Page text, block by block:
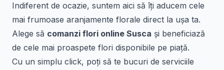
Indiferent de ocazie, suntem aici să îți aducem cele
mai frumoase aranjamente florale direct la ușa ta.
Alege să comanzi flori online Susca și beneficiază
de cele mai proaspete flori disponibile pe piață.
Cu un simplu click, poți să te bucuri de serviciile